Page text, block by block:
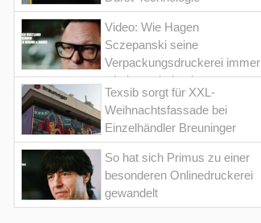
Video: Wie Hagen
Sczepanski seine
Verpackungsdruckerei immer
wieder optimiert hat
Texsib sorgt für XXL-
Weihnachtsfassade bei
Einzelhändler Breuninger
So hat sich Primus zu einer
besonderen Onlinedruckerei
gewandelt